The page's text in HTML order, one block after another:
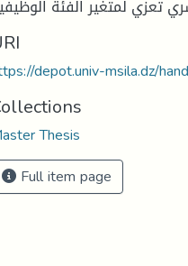
depot.univ-msila.dz/
Thesis
Full item page